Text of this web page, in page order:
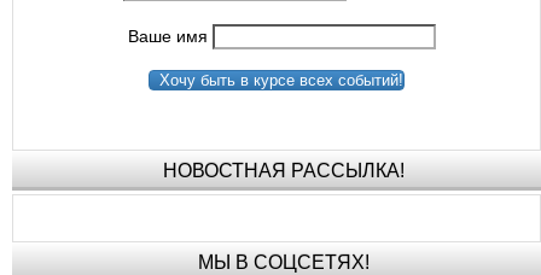
Ваше имя
Хочу быть в курсе всех событий!
НОВОСТНАЯ РАССЫЛКА!
МЫ В СОЦСЕТЯХ!